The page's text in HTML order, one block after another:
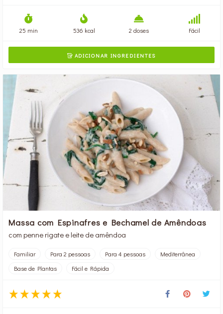
25 min 536 kcal 2 doses Fácil
ADICIONAR INGREDIENTES
Massa com Espinafres e Bechamel de Amêndoas
com penne rigate e leite de amêndoa
Familiar Para 2 pessoas Para 4 pessoas
Mediterrânea
Base de Plantas
Fácil e Rápida